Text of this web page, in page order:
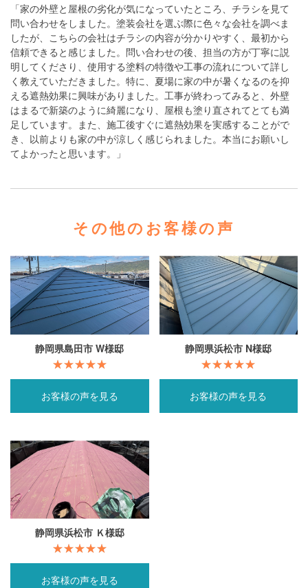
「家の外壁と屋根の劣化が気になっていたところ、チラシを見て
問い合わせをしました。塗装会社を選ぶ際に色々な会社を調べま
したが、こちらの会社はチラシの内容が分かりやすく、最初から
信頼できると感じました。問い合わせの後、担当の方が丁寧に説
明してくださり、使用する塗料の特徴や工事の流れについて詳し
く教えていただきました。特に、夏場に家の中が暑くなるのを抑
える遮熱効果に興味がありました。工事が終わってみると、外壁
はまるで新築のように綺麗になり、屋根も塗り直されてとても満
足しています。また、施工後すぐに遮熱効果を実感することがで
き、以前よりも家の中が涼しく感じられました。本当にお願いし
てよかったと思います。」
その他のお客様の声
静岡県島田市 W様邸
お客様の声を見る
静岡県浜松市 N様邸
お客様の声を見る
静岡県浜松市 Ｋ様邸
お客様の声を見る